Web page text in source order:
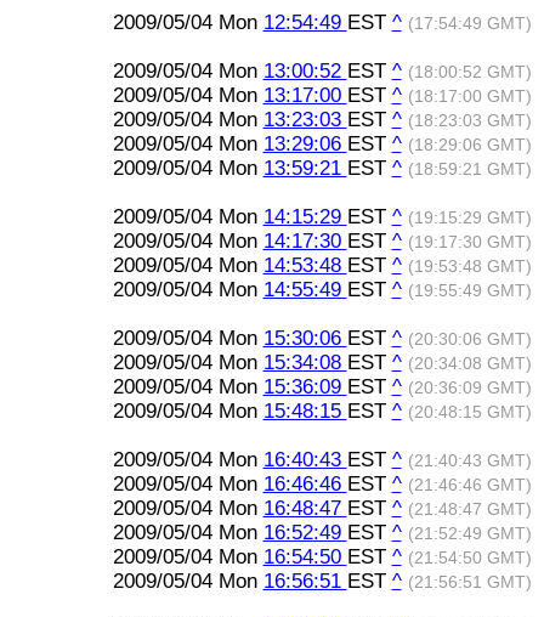
2009/05/04 Mon 12:54:49 EST ^ (17:54:49 GMT)
2009/05/04 Mon 13:00:52 EST ^ (18:00:52 GMT)
2009/05/04 Mon 13:17:00 EST ^ (18:17:00 GMT)
2009/05/04 Mon 13:23:03 EST ^ (18:23:03 GMT)
2009/05/04 Mon 13:29:06 EST ^ (18:29:06 GMT)
2009/05/04 Mon 13:59:21 EST ^ (18:59:21 GMT)
2009/05/04 Mon 14:15:29 EST ^ (19:15:29 GMT)
2009/05/04 Mon 14:17:30 EST ^ (19:17:30 GMT)
2009/05/04 Mon 14:53:48 EST ^ (19:53:48 GMT)
2009/05/04 Mon 14:55:49 EST ^ (19:55:49 GMT)
2009/05/04 Mon 15:30:06 EST ^ (20:30:06 GMT)
2009/05/04 Mon 15:34:08 EST ^ (20:34:08 GMT)
2009/05/04 Mon 15:36:09 EST ^ (20:36:09 GMT)
2009/05/04 Mon 15:48:15 EST ^ (20:48:15 GMT)
2009/05/04 Mon 16:40:43 EST ^ (21:40:43 GMT)
2009/05/04 Mon 16:46:46 EST ^ (21:46:46 GMT)
2009/05/04 Mon 16:48:47 EST ^ (21:48:47 GMT)
2009/05/04 Mon 16:52:49 EST ^ (21:52:49 GMT)
2009/05/04 Mon 16:54:50 EST ^ (21:54:50 GMT)
2009/05/04 Mon 16:56:51 EST ^ (21:56:51 GMT)